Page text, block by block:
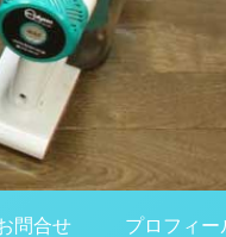
問合せ プロフィー